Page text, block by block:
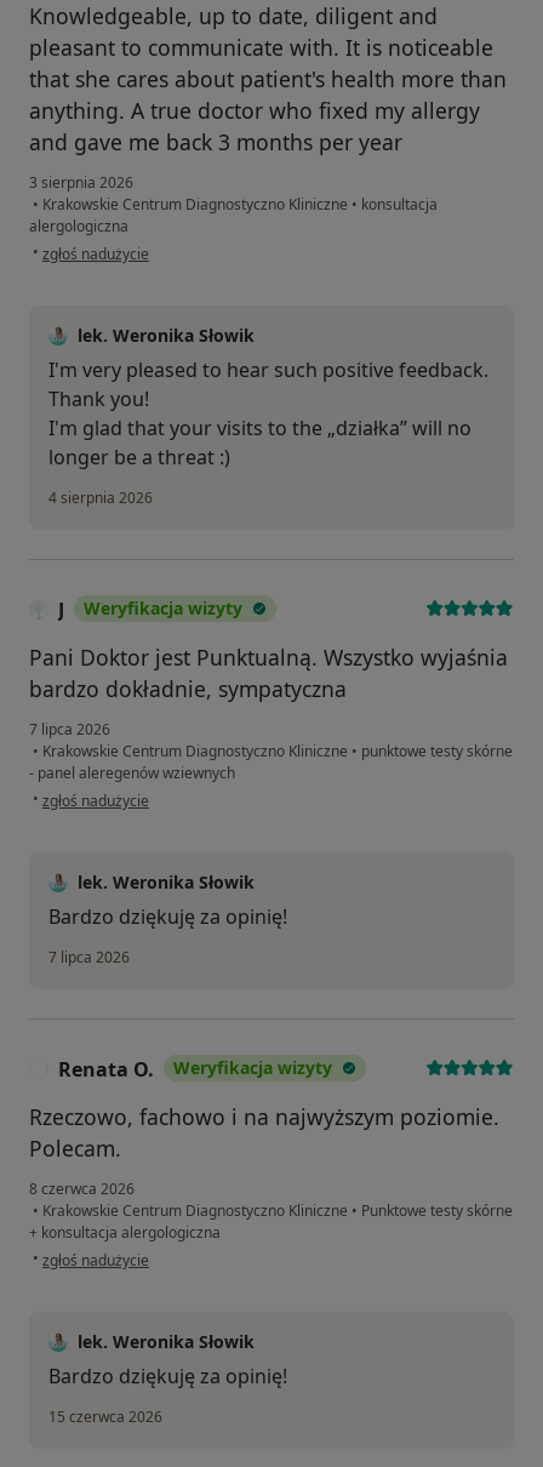
Knowledgeable, up to date, diligent and
pleasant to communicate with. It is noticeable
that she cares about patient's health more than
anything. A true doctor who fixed my allergy
and gave me back 3 months per year
3 sierpnia 2026
• Krakowskie Centrum Diagnostyczno Kliniczne • konsultacja
alergologiczna
• w opinii użytkownika P Nucci
zgłoś nadużycie
lek. Weronika Słowik
I'm very pleased to hear such positive feedback.
Thank you!
I'm glad that your visits to the „działka” will no
longer be a threat :)
4 sierpnia 2026
J Weryfikacja wizyty
Pani Doktor jest Punktualną. Wszystko wyjaśnia
bardzo dokładnie, sympatyczna
7 lipca 2026
• Krakowskie Centrum Diagnostyczno Kliniczne • punktowe testy skórne
- panel aleregenów wziewnych
• w opinii użytkownika J
zgłoś nadużycie
lek. Weronika Słowik
Bardzo dziękuję za opinię!
7 lipca 2026
Renata O. Weryfikacja wizyty
Rzeczowo, fachowo i na najwyższym poziomie.
Polecam.
8 czerwca 2026
• Krakowskie Centrum Diagnostyczno Kliniczne • Punktowe testy skórne
+ konsultacja alergologiczna
• w opinii użytkownika Renata O.
zgłoś nadużycie
lek. Weronika Słowik
Bardzo dziękuję za opinię!
15 czerwca 2026